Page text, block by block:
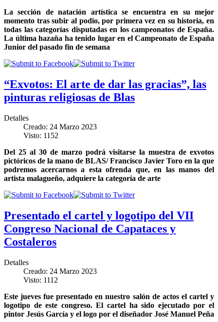
La sección de natación artística se encuentra en su mejor
momento tras subir al podio, por primera vez en su historia, en
todas las categorías disputadas en los campeonatos de España.
La última hazaña ha tenido lugar en el Campeonato de España
Junior del pasado fin de semana
“Exvotos: El arte de dar las gracias”, las
pinturas religiosas de Blas
Detalles
Creado: 24 Marzo 2023
Visto: 1152
Del 25 al 30 de marzo podrá visitarse la muestra de exvotos
pictóricos de la mano de BLAS/ Francisco Javier Toro en la que
podremos acercarnos a esta ofrenda que, en las manos del
artista malagueño, adquiere la categoría de arte
Presentado el cartel y logotipo del VII
Congreso Nacional de Capataces y
Costaleros
Detalles
Creado: 24 Marzo 2023
Visto: 1112
Este jueves fue presentado en nuestro salón de actos el cartel y
logotipo de este congreso. El cartel ha sido ejecutado por el
pintor Jesús García y el logo por el diseñador José Manuel Peña